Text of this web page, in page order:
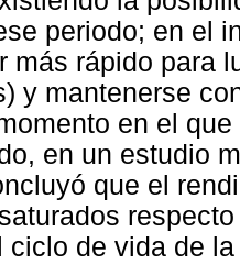
periodo; en el
más rápido para
y mantenerse
en el
en un estudio
que el
ciclo de vida de